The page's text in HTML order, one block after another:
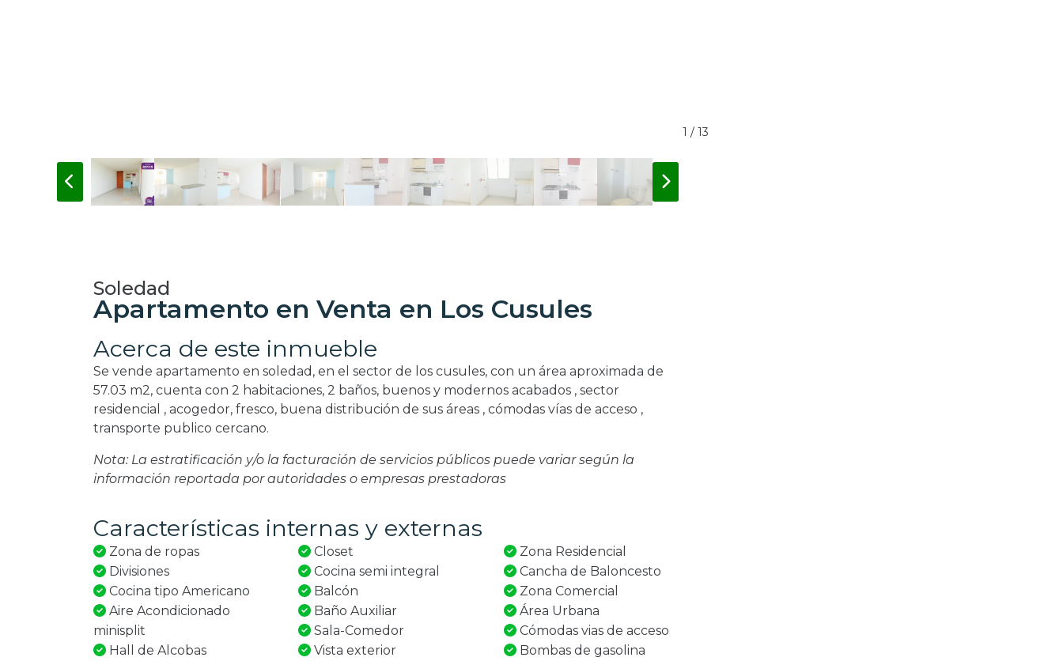
1 / 13
Soledad
Apartamento en Venta en Los Cusules
Acerca de este inmueble
Se vende apartamento en soledad, en el sector de los cusules, con un área aproximada de
57.03 m2, cuenta con 2 habitaciones, 2 baños, buenos y modernos acabados , sector
residencial , acogedor, fresco, buena distribución de sus áreas , cómodas vías de acceso ,
transporte publico cercano.
Nota: La estratificación y/o la facturación de servicios públicos puede variar según la
información reportada por autoridades o empresas prestadoras
Características internas y externas
Zona de ropas
Divisiones
Cocina tipo Americano
Aire Acondicionado
minisplit
Hall de Alcobas
Closet
Cocina semi integral
Balcón
Baño Auxiliar
Sala-Comedor
Vista exterior
Zona Residencial
Cancha de Baloncesto
Zona Comercial
Área Urbana
Cómodas vias de acceso
Bombas de gasolina